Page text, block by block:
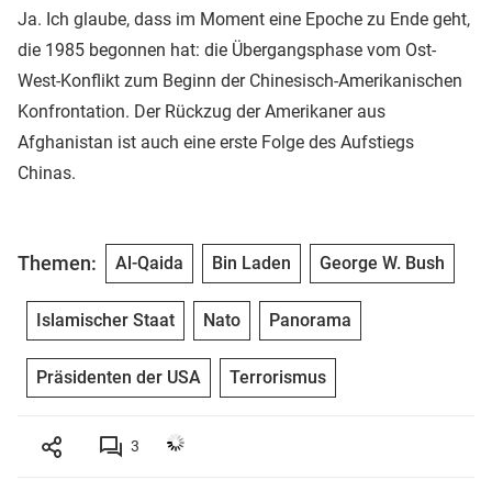
Ja. Ich glaube, dass im Moment eine Epoche zu Ende geht,
die 1985 begonnen hat: die Übergangsphase vom Ost-
West-Konflikt zum Beginn der Chinesisch-Amerikanischen
Konfrontation. Der Rückzug der Amerikaner aus
Afghanistan ist auch eine erste Folge des Aufstiegs
Chinas.
Themen: Al-Qaida Bin Laden George W. Bush
Islamischer Staat Nato Panorama
Präsidenten der USA Terrorismus
3